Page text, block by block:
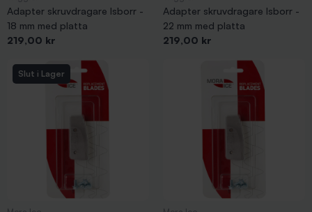
Adapter skruvdragare Isborr -
18 mm med platta
Pris
219,00 kr
Adapter skruvdragare Isborr -
22 mm med platta
Pris
219,00 kr
Slut i Lager